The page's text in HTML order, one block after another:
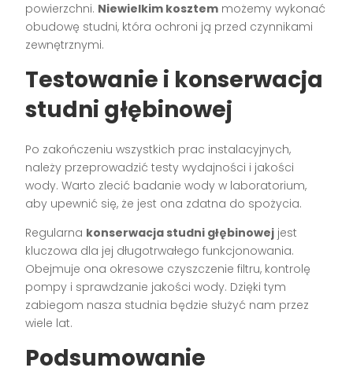
powierzchni. Niewielkim kosztem możemy wykonać
obudowę studni, która ochroni ją przed czynnikami
zewnętrznymi.
Testowanie i konserwacja
studni głębinowej
Po zakończeniu wszystkich prac instalacyjnych,
należy przeprowadzić testy wydajności i jakości
wody. Warto zlecić badanie wody w laboratorium,
aby upewnić się, że jest ona zdatna do spożycia.
Regularna konserwacja studni głębinowej jest
kluczowa dla jej długotrwałego funkcjonowania.
Obejmuje ona okresowe czyszczenie filtru, kontrolę
pompy i sprawdzanie jakości wody. Dzięki tym
zabiegom nasza studnia będzie służyć nam przez
wiele lat.
Podsumowanie